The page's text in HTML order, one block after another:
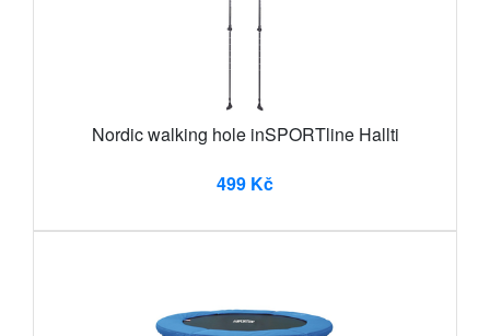
Nordic walking hole inSPORTline Hallti
499 Kč